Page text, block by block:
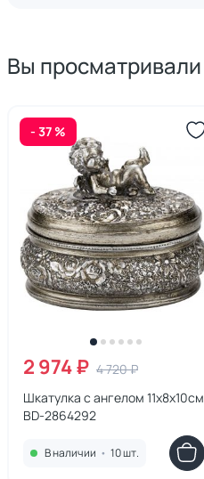
Вы просматривали
- 37 %
2 974 ₽ 4 720 ₽
Шкатулка с ангелом 11х8х10см
BD-2864292
В наличии • 10 шт.